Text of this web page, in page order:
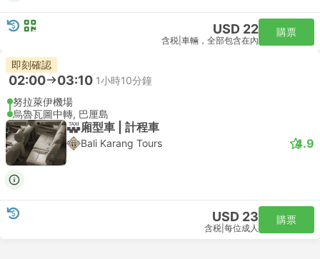
USD 22
含税 車輛，全部包含在內
購票
即刻確認
02:00 03:10 1小時10分鐘
努拉萊伊機場
烏魯瓦圖中轉, 巴厘島
廂型車 | 計程車
Bali Karang Tours 4.9
USD 23
含税 每位成人
購票